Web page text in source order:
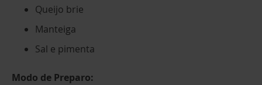
Queijo brie
Manteiga
Sal e pimenta
Modo de Preparo: